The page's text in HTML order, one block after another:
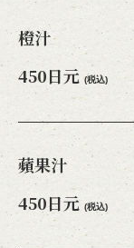
橙汁
450日元 (税込)
蘋果汁
450日元 (税込)